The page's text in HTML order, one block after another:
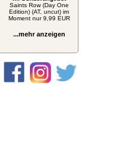
Saints Row (Day One
Edition) (AT, uncut) im
Moment nur 9,99 EUR
...mehr anzeigen